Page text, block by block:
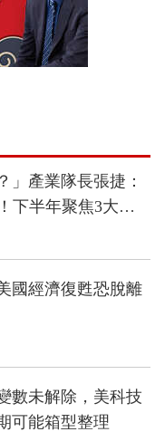
」產業隊長張捷：
下半年聚焦3大關
國經濟復甦恐脫離
數未解除，美科技
可能箱型整理